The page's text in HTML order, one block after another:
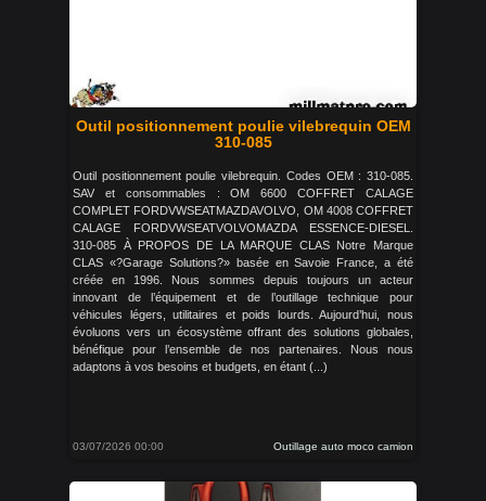
Outil positionnement poulie vilebrequin OEM
310-085
Outil positionnement poulie vilebrequin. Codes OEM : 310-085.
SAV et consommables : OM 6600 COFFRET CALAGE
COMPLET FORDVWSEATMAZDAVOLVO, OM 4008 COFFRET
CALAGE FORDVWSEATVOLVOMAZDA ESSENCE-DIESEL.
310-085 À PROPOS DE LA MARQUE CLAS Notre Marque
CLAS «?Garage Solutions?» basée en Savoie France, a été
créée en 1996. Nous sommes depuis toujours un acteur
innovant de l’équipement et de l’outillage technique pour
véhicules légers, utilitaires et poids lourds. Aujourd’hui, nous
évoluons vers un écosystème offrant des solutions globales,
bénéfique pour l’ensemble de nos partenaires. Nous nous
adaptons à vos besoins et budgets, en étant (...)
03/07/2026 00:00 Outillage auto moco camion